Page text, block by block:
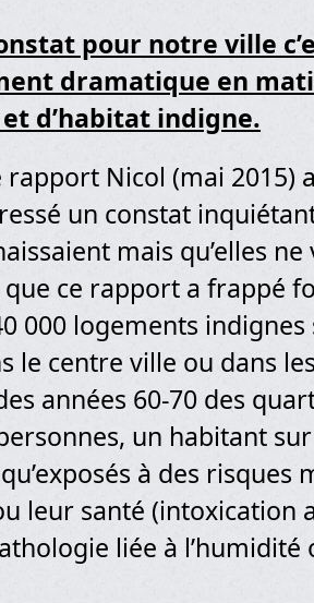
pour notre ville
dramatique en
d’habitat indigne.
Nicol (mai 2015)
un constat
mais qu’elles
ce rapport a frappé
000 logements
le centre ville ou dans
années 60-70 des
un habitant
à des risques
leur santé (intoxication
liée à l’humidité